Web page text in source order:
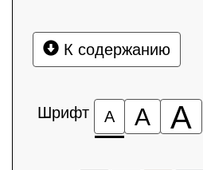
К содержанию
Шрифт А А А